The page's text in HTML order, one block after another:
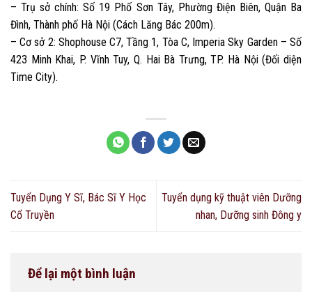
– Trụ sở chính: Số 19 Phố Sơn Tây, Phường Điện Biên, Quận Ba
Đình, Thành phố Hà Nội (Cách Lăng Bác 200m).
– Cơ sở 2: Shophouse C7, Tầng 1, Tòa C, Imperia Sky Garden – Số
423 Minh Khai, P. Vĩnh Tuy, Q. Hai Bà Trưng, TP. Hà Nội (Đối diện
Time City).
Tuyển Dụng Y Sĩ, Bác Sĩ Y Học
Cổ Truyền
Tuyển dụng kỹ thuật viên Dưỡng
nhan, Dưỡng sinh Đông y
Để lại một bình luận